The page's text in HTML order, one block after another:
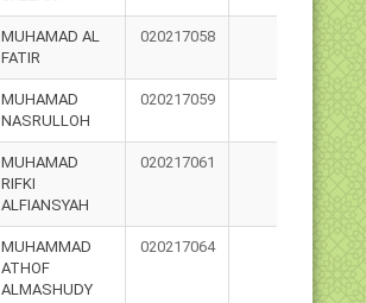
MUHAMAD AL
FATIR
020217058
MUHAMAD
NASRULLOH
020217059
MUHAMAD
RIFKI
ALFIANSYAH
020217061
MUHAMMAD
ATHOF
ALMASHUDY
020217064